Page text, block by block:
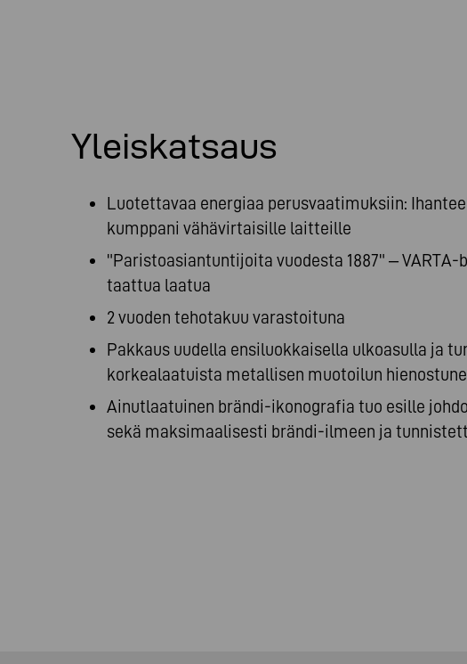
Yleiskatsaus
Luotettavaa energiaa perusvaatimuksiin:
kumppani vähävirtaisille laitteille
"Paristoasiantuntijoita vuodesta 1887" – VARTA-
taattua laatua
2 vuoden tehotakuu varastoituna
Pakkaus uudella ensiluokkaisella ulkoasulla ja
korkealaatuista metallisen muotoilun
Ainutlaatuinen brändi-ikonografia tuo esille
sekä maksimaalisesti brändi-ilmeen ja